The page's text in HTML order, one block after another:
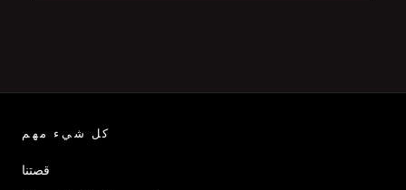
كل شيء مهم
قصتنا